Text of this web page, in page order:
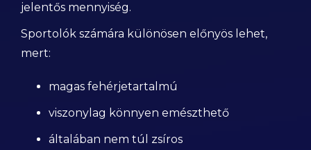
jelentős mennyiség.
Sportolók számára különösen előnyös lehet,
mert:
magas fehérjetartalmú
viszonylag könnyen emészthető
általában nem túl zsíros